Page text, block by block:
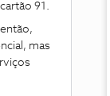
91.
mas